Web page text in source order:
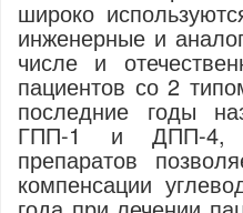
широко
инженерные и
числе и
пациентов со 2
последние годы
ГПП-1 и ДПП-4,
препаратов
компенсации